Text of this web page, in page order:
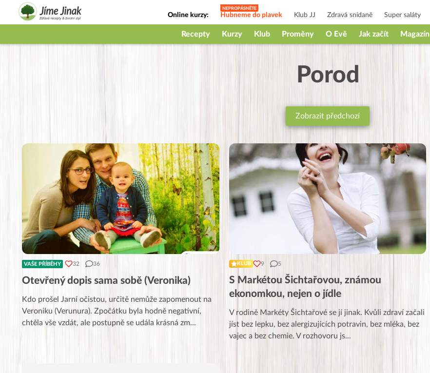
Online kurzy: Hubneme do plavek Klub JJ Zdravá snídaně Super saláty
Jak na babičky
Recepty Kurzy Klub Proměny O Evě Jak začít Magazín
Porod
Zobrazit předchozí
VAŠE PŘÍBĚHY 32 36
Otevřený dopis sama sobě (Veronika)
Kdo prošel Jarní očistou, určitě nemůže zapomenout na
Veroniku (Verunura). Zpočátku byla hodně negativní,
chtěla vše vzdát, ale postupně se udála krásná zm...
KLUB 9 5
S Markétou Šichtařovou, známou
ekonomkou, nejen o jídle
V rodině Markéty Šichtařové se jí jinak. Kvůli zdraví začali
jíst bez lepku, bez alergizujících potravin, bez mléka, bez
vajec a bez chemie. V rozhovoru js...